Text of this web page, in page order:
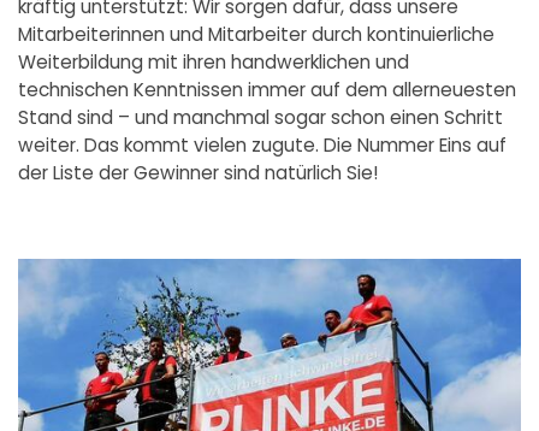
kräftig unterstützt: Wir sorgen dafür, dass unsere
Mitarbeiterinnen und Mitarbeiter durch kontinuierliche
Weiterbildung mit ihren handwerklichen und
technischen Kenntnissen immer auf dem allerneuesten
Stand sind – und manchmal sogar schon einen Schritt
weiter. Das kommt vielen zugute. Die Nummer Eins auf
der Liste der Gewinner sind natürlich Sie!